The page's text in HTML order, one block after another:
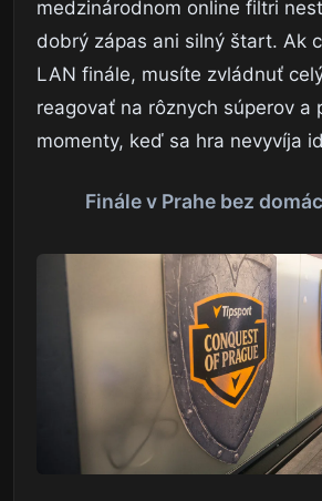
medzinárodnom online filtri
dobrý zápas ani silný štart. Ak
LAN finále, musíte zvládnuť
reagovať na rôznych súperov a
momenty, keď sa hra nevyvíja
Finále v Prahe bez